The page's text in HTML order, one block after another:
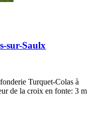
sur-Saulx
Turquet-Colas à
de la croix en fonte: 3 m